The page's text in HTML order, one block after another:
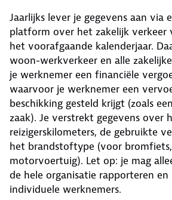
Jaarlijks lever je gegevens aan via
platform over het zakelijk verkeer
het voorafgaande kalenderjaar.
woon-werkverkeer en alle
je werknemer een financiële
waarvoor je werknemer een
beschikking gesteld krijgt (zoals
zaak). Je verstrekt gegevens over
reizigerskilometers, de gebruikte
het brandstoftype (voor
motorvoertuig). Let op: je mag
de hele organisatie rapporteren
individuele werknemers.